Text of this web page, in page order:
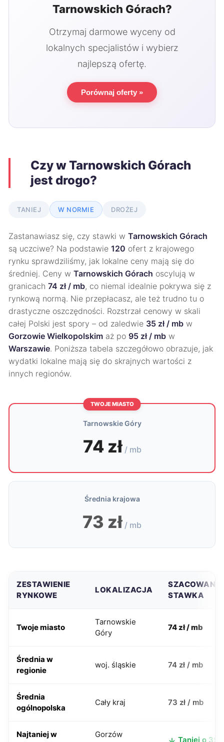
Tarnowskich Górach?
Otrzymaj darmowe wyceny od
lokalnych specjalistów i wybierz
najlepszą ofertę.
Porównaj oferty »
Czy w Tarnowskich Górach
jest drogo?
TANIEJ W NORMIE DROŻEJ
Zastanawiasz się, czy stawki w Tarnowskich Górach
są uczciwe? Na podstawie 120 ofert z krajowego
rynku sprawdziliśmy, jak lokalne ceny mają się do
średniej. Ceny w Tarnowskich Górach oscylują w
granicach 74 zł / mb, co niemal idealnie pokrywa się z
rynkową normą. Nie przepłacasz, ale też trudno tu o
drastyczne oszczędności. Rozstrzał cenowy w skali
całej Polski jest spory – od zaledwie 35 zł / mb w
Gorzowie Wielkopolskim aż po 95 zł / mb w
Warszawie. Poniższa tabela szczegółowo obrazuje, jak
wydatki lokalne mają się do skrajnych wartości z
innych regionów.
TWOJE MIASTO
Tarnowskie Góry
74 zł / mb
Średnia krajowa
73 zł / mb
ZESTAWIENIE
RYNKOWE
LOKALIZACJA
SZACOWANA
STAWKA
Twoje miasto
Tarnowskie
Góry
74 zł / mb
Średnia w
regionie
woj. śląskie 74 zł / mb
Średnia
ogólnopolska
Cały kraj 73 zł / mb
Najtaniej w
Gorzów
Taniej o 39